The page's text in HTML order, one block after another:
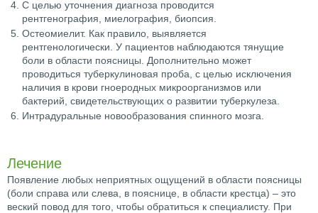
С целью уточнения диагноза проводится
рентгенография, миелография, биопсия.
Остеомиелит. Как правило, выявляется
рентгенологически. У пациентов наблюдаются тянущие
боли в области поясницы. Дополнительно может
проводиться туберкулиновая проба, с целью исключения
наличия в крови гноеродных микроорганизмов или
бактерий, свидетельствующих о развитии туберкулеза.
Интрадуральные новообразования спинного мозга.
Лечение
Появление любых неприятных ощущений в области поясницы
(боли справа или слева, в пояснице, в области крестца) – это
веский повод для того, чтобы обратиться к специалисту. При